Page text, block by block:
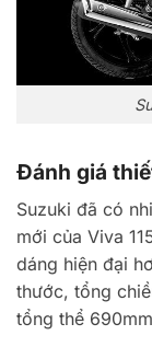
Đánh giá
Suzuki đã có
mới của Viva
dáng hiện đại
thước, tổng
tổng thể